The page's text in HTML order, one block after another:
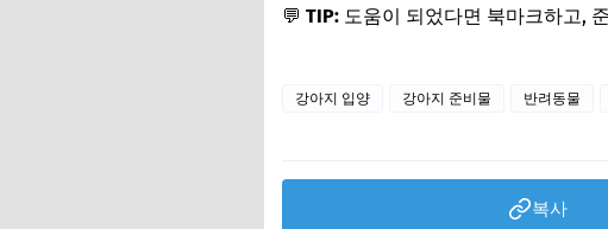
💬 TIP: 도움이 되었다면 북마크하고,
강아지 입양 강아지 준비물 반려동물
복사